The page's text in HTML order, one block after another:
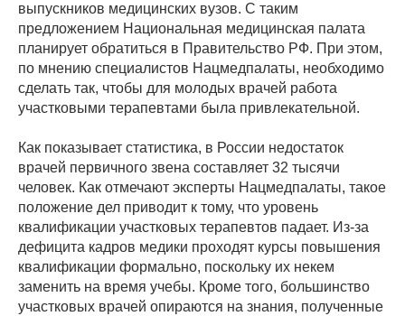
выпускников медицинских вузов. С таким
предложением Национальная медицинская палата
планирует обратиться в Правительство РФ. При этом,
по мнению специалистов Нацмедпалаты, необходимо
сделать так, чтобы для молодых врачей работа
участковыми терапевтами была привлекательной.
Как показывает статистика, в России недостаток
врачей первичного звена составляет 32 тысячи
человек. Как отмечают эксперты Нацмедпалаты, такое
положение дел приводит к тому, что уровень
квалификации участковых терапевтов падает. Из-за
дефицита кадров медики проходят курсы повышения
квалификации формально, поскольку их некем
заменить на время учебы. Кроме того, большинство
участковых врачей опираются на знания, полученные